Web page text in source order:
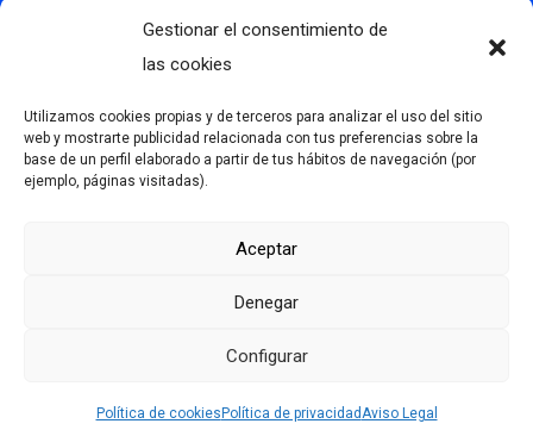
Gestionar el consentimiento de
las cookies
Utilizamos cookies propias y de terceros para analizar el uso del sitio
web y mostrarte publicidad relacionada con tus preferencias sobre la
base de un perfil elaborado a partir de tus hábitos de navegación (por
ejemplo, páginas visitadas).
Aceptar
Denegar
Configurar
Política de cookies Política de privacidadAviso Legal
Contacto
info@clubdegolflascaldas.com
681 163 108
La Premaña s/n, 33174, Oviedo, España
Más información
Política de cookies (UE)